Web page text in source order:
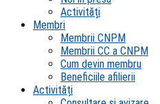
Activități
Membri
Membrii CNPM
Membrii CC a CNPM
Cum devin membru
Beneficiile afilierii
Activități